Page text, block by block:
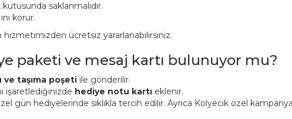
saklanmalıdır.
korur.
hizmetimizden ücretsiz yararlanabilirsiniz.
paketi ve mesaj kartı bulunuyor mu?
taşıma poşeti ile gönderilir.
işaretlediğinizde hediye notu kartı eklenir.
gün hediyelerinde sıklıkla tercih edilir. Ayrıca Kolyecik özel